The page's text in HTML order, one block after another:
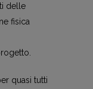
delle
fisica
quasi tutti